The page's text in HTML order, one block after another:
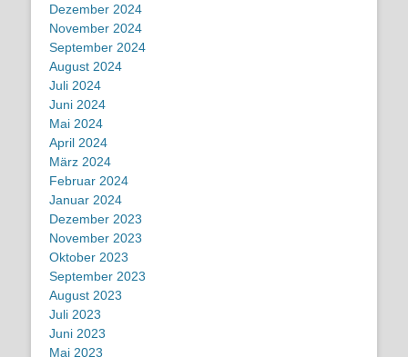
Dezember 2024
November 2024
September 2024
August 2024
Juli 2024
Juni 2024
Mai 2024
April 2024
März 2024
Februar 2024
Januar 2024
Dezember 2023
November 2023
Oktober 2023
September 2023
August 2023
Juli 2023
Juni 2023
Mai 2023